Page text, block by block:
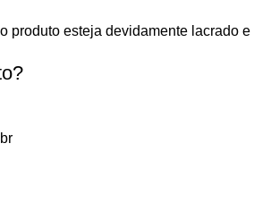
produto esteja devidamente lacrado e